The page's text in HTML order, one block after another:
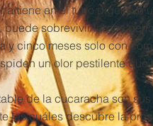
tiene en el tubo digestivo
sobrevivir largos
y cinco meses solo con
un olor pestilente
de la cucaracha son
las cuáles descubre la